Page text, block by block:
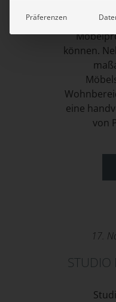
können.
eine
von
17.
STUDIO
Präferenzen